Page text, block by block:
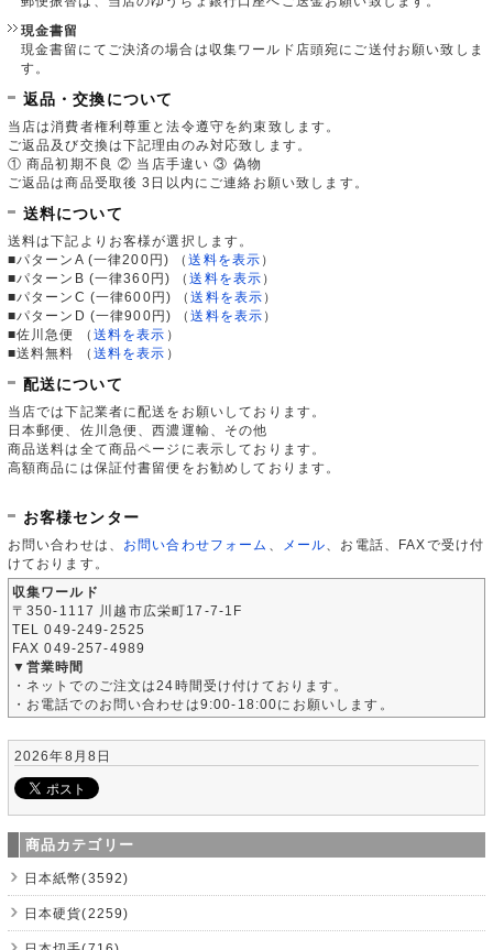
現金書留
現金書留にてご決済の場合は収集ワールド店頭宛にご送付お願い致しま
す。
返品・交換について
当店は消費者権利尊重と法令遵守を約束致します。
ご返品及び交換は下記理由のみ対応致します。
① 商品初期不良 ② 当店手違い ③ 偽物
ご返品は商品受取後 3日以内にご連絡お願い致します。
送料について
送料は下記よりお客様が選択します。
■パターンA (一律200円)
（送料を表示 ）
■パターンB (一律360円)
（送料を表示 ）
■パターンC (一律600円)
（送料を表示 ）
■パターンD (一律900円)
（送料を表示 ）
■佐川急便
（ 送料を表示 ）
■送料無料
（ 送料を表示 ）
配送について
当店では下記業者に配送をお願いしております。
日本郵便、佐川急便、西濃運輸、その他
商品送料は全て商品ページに表示しております。
高額商品には保証付書留便をお勧めしております。
お客様センター
お問い合わせは、 お問い合わせフォーム メール 、お電話、FAXで受け付
けております。
収集ワールド
〒350-1117 川越市広栄町17-7-1F
TEL 049-249-2525
FAX 049-257-4989
▼営業時間
・ネットでのご注文は24時間受け付けております。
・お電話でのお問い合わせは9:00-18:00にお願いします。
2026年8月8日
商品カテゴリー
日本紙幣(3592)
日本硬貨(2259)